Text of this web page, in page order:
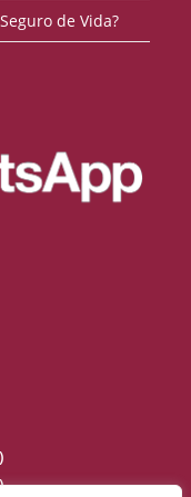
de Vida?